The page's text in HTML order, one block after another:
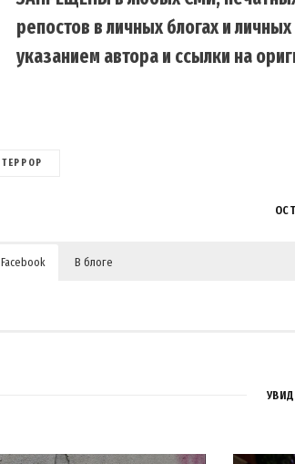
репостов в личных блогах и
указанием автора и ссылки на
ТЕРРОР
Facebook В блоге